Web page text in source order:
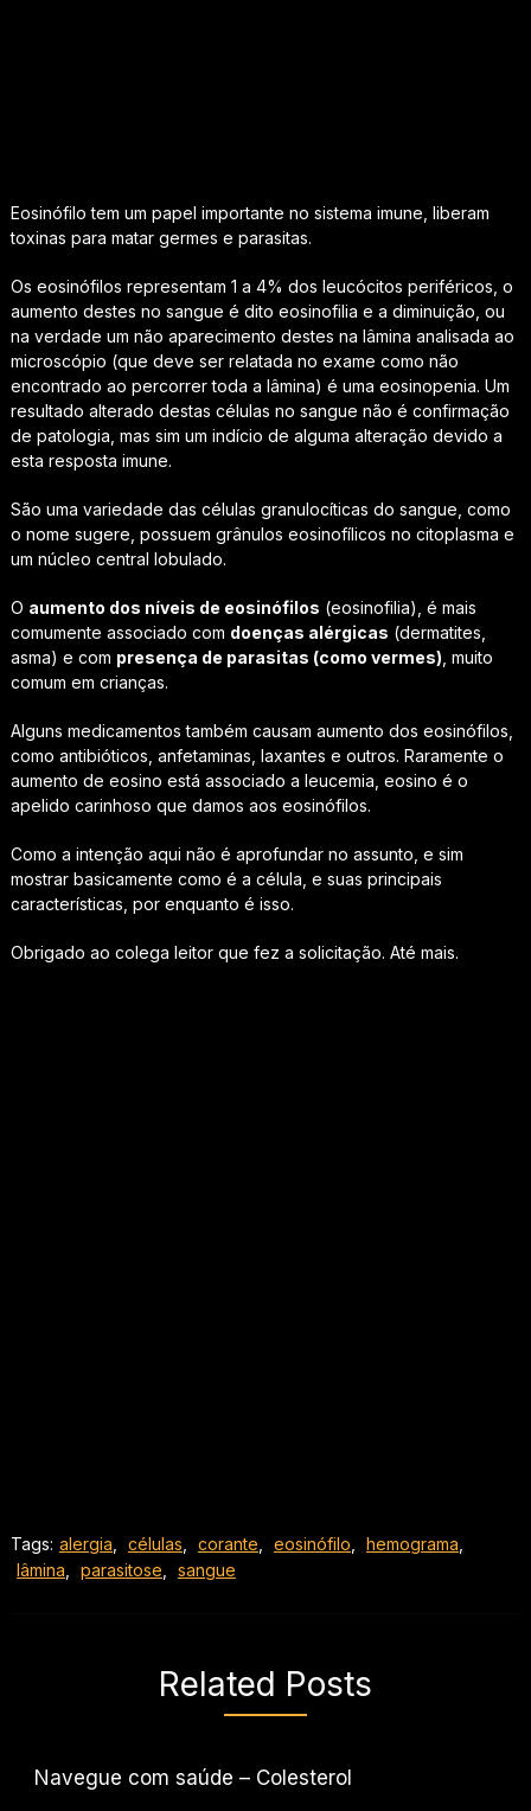
Eosinófilo tem um papel importante no sistema imune, liberam
toxinas para matar germes e parasitas.
Os eosinófilos representam 1 a 4% dos leucócitos periféricos, o
aumento destes no sangue é dito eosinofilia e a diminuição, ou
na verdade um não aparecimento destes na lâmina analisada ao
microscópio (que deve ser relatada no exame como não
encontrado ao percorrer toda a lâmina) é uma eosinopenia. Um
resultado alterado destas células no sangue não é confirmação
de patologia, mas sim um indício de alguma alteração devido a
esta resposta imune.
São uma variedade das células granulocíticas do sangue, como
o nome sugere, possuem grânulos eosinofílicos no citoplasma e
um núcleo central lobulado.
O aumento dos níveis de eosinófilos (eosinofilia), é mais
comumente associado com doenças alérgicas (dermatites,
asma) e com presença de parasitas (como vermes) , muito
comum em crianças.
Alguns medicamentos também causam aumento dos eosinófilos,
como antibióticos, anfetaminas, laxantes e outros. Raramente o
aumento de eosino está associado a leucemia, eosino é o
apelido carinhoso que damos aos eosinófilos.
Como a intenção aqui não é aprofundar no assunto, e sim
mostrar basicamente como é a célula, e suas principais
características, por enquanto é isso.
Obrigado ao colega leitor que fez a solicitação. Até mais.
Tags: alergia células corante eosinófilo hemograma
lâmina
parasitose sangue
Related Posts
Navegue com saúde – Colesterol